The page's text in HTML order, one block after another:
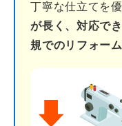
丁寧な仕立てを
が長く、対応で
規でのリフォー